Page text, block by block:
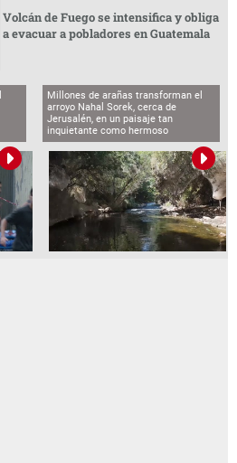
Volcán de Fuego se intensifica y obliga
a evacuar a pobladores en Guatemala
Millones de arañas transforman el
arroyo Nahal Sorek, cerca de
Jerusalén, en un paisaje tan
inquietante como hermoso